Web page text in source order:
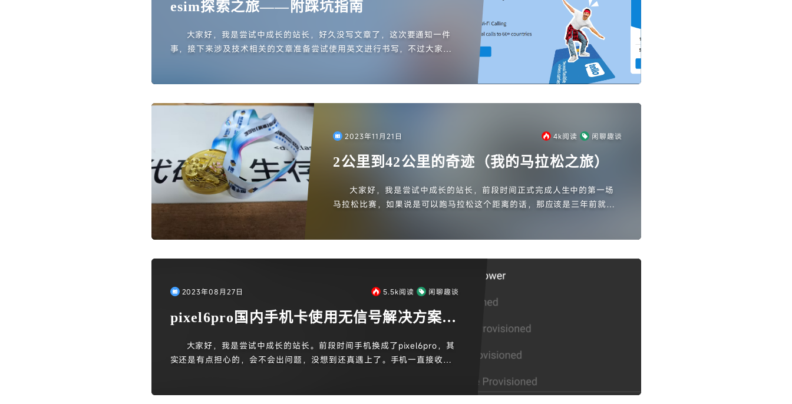
esim探索之旅——附踩坑指南
大家好，我是尝试中成长的站长，好久没写文章了，这次要通知一件
事，接下来涉及技术相关的文章准备尝试使用英文进行书写，不过大家不
种性价比稍微比较高的esim，本文需要用到支持esim的手机，使用国产手
机可能暂时还不能进行尝试，但我相信未来esim肯定会进行普及的（老设
备大概是不行了，因为卡是芯片内嵌到手机的，不是所谓的纯电子卡），
真的太方便了。
2023年11月21日 4k阅读 闲聊趣谈
2公里到42公里的奇迹（我的马拉松之旅）
大家好，我是尝试中成长的站长，前段时间正式完成人生中的第一场
马拉松比赛，如果说是可以跑马拉松这个距离的话，那应该是三年前就可
2023年08月27日 5.5k阅读 闲聊趣谈
pixel6pro国内手机卡使用无信号解决方案
大家好，我是尝试中成长的站长。前段时间手机换成了pixel6pro，其
实还是有点担心的，会不会出问题，没想到还真遇上了。手机一直接收不